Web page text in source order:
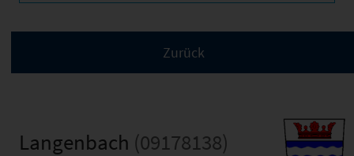
Langenbach (09178138)